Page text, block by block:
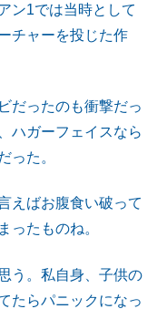
ン1では当時として
チャーを投じた作
だったのも衝撃だっ
ハガーフェイスなら
った。
えばお腹食い破って
ったものね。
う。私自身、子供の
たらパニックになっ